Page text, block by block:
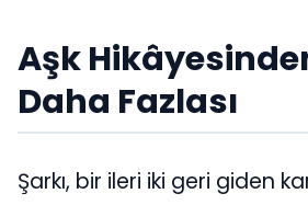
Aşk
Daha Fazlası
Şarkı, bir ileri iki geri giden